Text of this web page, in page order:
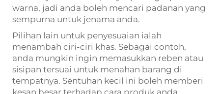
warna, jadi anda boleh mencari padanan yang
sempurna untuk jenama anda.
Pilihan lain untuk penyesuaian ialah
menambah ciri-ciri khas. Sebagai contoh,
anda mungkin ingin memasukkan reben atau
sisipan tersuai untuk menahan barang di
tempatnya. Sentuhan kecil ini boleh memberi
kesan besar terhadap cara produk anda